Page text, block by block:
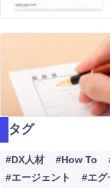
タグ
#DX人材 #How To
#エージェント
#エグ